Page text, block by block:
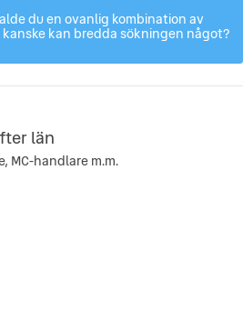
du en ovanlig kombination av
kan bredda sökningen något?
län
MC-handlare m.m.